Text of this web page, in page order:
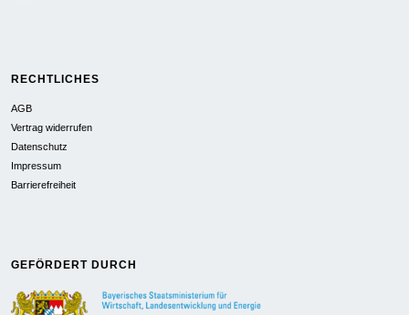
RECHTLICHES
AGB
Vertrag widerrufen
Datenschutz
Impressum
Barrierefreiheit
GEFÖRDERT DURCH